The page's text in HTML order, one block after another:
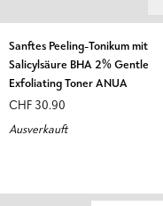
Sanftes
Peeling-
Tonikum
Salicylsäure
BHA
Sanftes Peeling-Tonikum mit
Salicylsäure BHA 2% Gentle
Exfoliating Toner ANUA
CHF 30.90
Ausverkauft